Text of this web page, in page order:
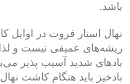
باشد.
نهال استار فروت در اوایل
ریشه‌های عمیقی نیست و
بادهای شدید آسیب پذیر
بادخیز باید هنگام کاشت